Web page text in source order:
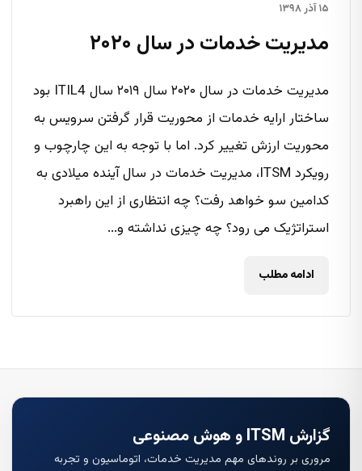
۱۵ آذر ۱۳۹۸
مدیریت خدمات در سال ۲۰۲۰
مدیریت خدمات در سال ۲۰۲۰ سال ۲۰۱۹ سال ITIL4 بود
ساختار ارایه خدمات از محوریت قرار گرفتن سرویس به
محوریت ارزش تغییر کرد. اما با توجه به این چارچوب و
رویکرد ITSM، مدیریت خدمات در سال آینده میلادی به
کدامین سو خواهد رفت؟ چه انتظاری از این راهبرد
استراتژیک می رود؟ چه چیزی نداشته و...
ادامه مطلب
گزارش ITSM و هوش مصنوعی
مروری بر روندهای مهم مدیریت خدمات، اتوماسیون و تجربه